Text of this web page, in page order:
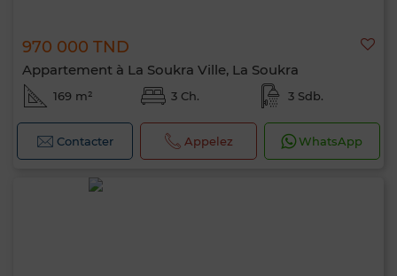
970 000 TND
Appartement à La Soukra Ville, La Soukra
169 m² 3 Ch. 3 Sdb.
Contacter Appelez WhatsApp